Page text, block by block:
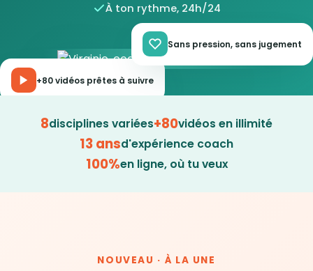
À ton rythme, 24h/24
+80 vidéos prêtes à suivre
Sans pression, sans jugement
8disciplines variées+80vidéos en illimité
13 ansd'expérience coach
100%en ligne, où tu veux
NOUVEAU · À LA UNE